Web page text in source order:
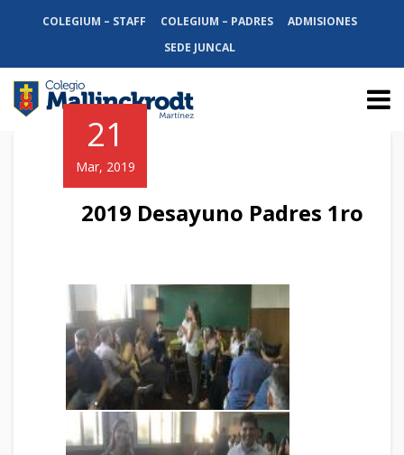
COLEGIUM – STAFF COLEGIUM – PADRES
ADMISIONES
SEDE JUNCAL
21
Mar, 2019
2019 Desayuno Padres 1ro